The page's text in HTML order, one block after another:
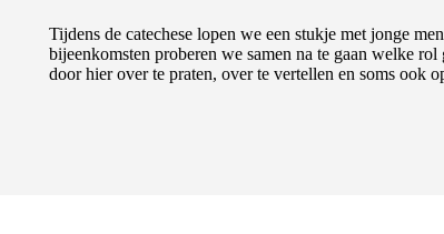
Tijdens de catechese lopen we een stukje met jonge
bijeenkomsten proberen we samen na te gaan welke
door hier over te praten, over te vertellen en soms ook